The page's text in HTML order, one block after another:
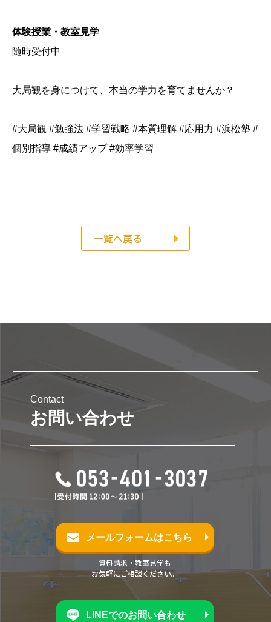
体験授業・教室見学
随時受付中
大局観を身につけて、本当の学力を育てませんか？
#大局観 #勉強法 #学習戦略 #本質理解 #応用力 #浜松塾 #
個別指導 #成績アップ #効率学習
一覧へ戻る
Contact
お問い合わせ
メールフォームはこちら
資料請求・教室見学も
お気軽にご相談ください。
LINEでのお問い合わせ